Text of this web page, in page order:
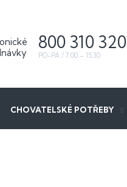
800 310 320
CHOVATELSKÉ POTŘEBY